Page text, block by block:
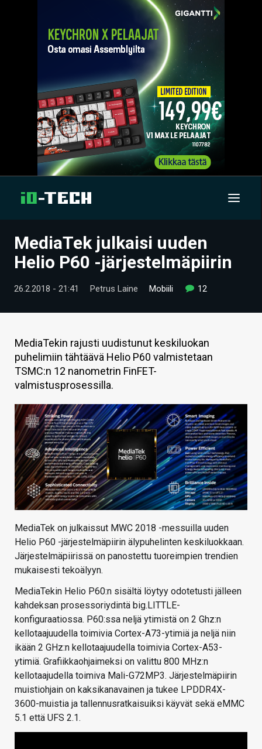
UUTISET
TIETOA
HINTA.FI
VAIHDA TEEMA
HAKU
MediaTek julkaisi uuden
Helio P60 -järjestelmäpiirin
26.2.2018 - 21:41 Petrus Laine Mobiili 12
MediaTekin rajusti uudistunut keskiluokan
puhelimiin tähtäävä Helio P60 valmistetaan
TSMC:n 12 nanometrin FinFET-
valmistusprosessilla.
MediaTek on julkaissut MWC 2018 -messuilla uuden
Helio P60 -järjestelmäpiirin älypuhelinten keskiluokkaan.
Järjestelmäpiirissä on panostettu tuoreimpien trendien
mukaisesti tekoälyyn.
MediaTekin Helio P60:n sisältä löytyy odotetusti jälleen
kahdeksan prosessoriydintä big.LITTLE-
konfiguraatiossa. P60:ssa neljä ytimistä on 2 Ghz:n
kellotaajuudella toimivia Cortex-A73-ytimiä ja neljä niin
ikään 2 GHz:n kellotaajuudella toimivia Cortex-A53-
ytimiä. Grafiikkaohjaimeksi on valittu 800 MHz:n
kellotaajudella toimiva Mali-G72MP3. Järjestelmäpiirin
muistiohjain on kaksikanavainen ja tukee LPDDR4X-
3600-muistia ja tallennusratkaisuiksi käyvät sekä eMMC
5.1 että UFS 2.1.